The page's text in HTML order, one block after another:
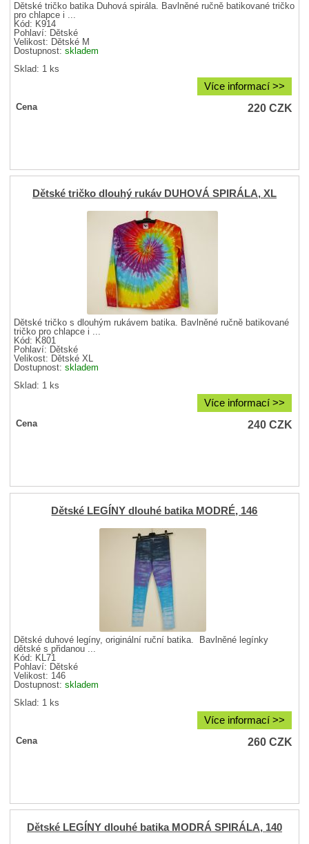
Dětské tričko batika Duhová spirála. Bavlněné ručně batikované tričko
pro chlapce i ...
Kód: K914
Pohlaví: Dětské
Velikost: Dětské M
Dostupnost:skladem
Sklad: 1 ks
Více informací >>
Cena 220CZK
Dětské tričko dlouhý rukáv DUHOVÁ SPIRÁLA, XL
Dětské tričko s dlouhým rukávem batika. Bavlněné ručně batikované
tričko pro chlapce i ...
Kód: K801
Pohlaví: Dětské
Velikost: Dětské XL
Dostupnost:skladem
Sklad: 1 ks
Více informací >>
Cena 240CZK
Dětské LEGÍNY dlouhé batika MODRÉ, 146
Dětské duhové legíny, originální ruční batika. Bavlněné legínky
dětské s přidanou ...
Kód: KL71
Pohlaví: Dětské
Velikost: 146
Dostupnost:skladem
Sklad: 1 ks
Více informací >>
Cena 260CZK
Dětské LEGÍNY dlouhé batika MODRÁ SPIRÁLA, 140